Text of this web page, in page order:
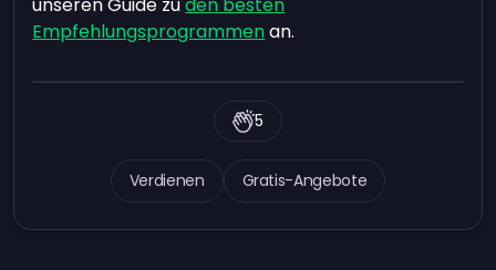
Empfehlungsprogrammenan.
Verdienen Gratis-Angebote
5